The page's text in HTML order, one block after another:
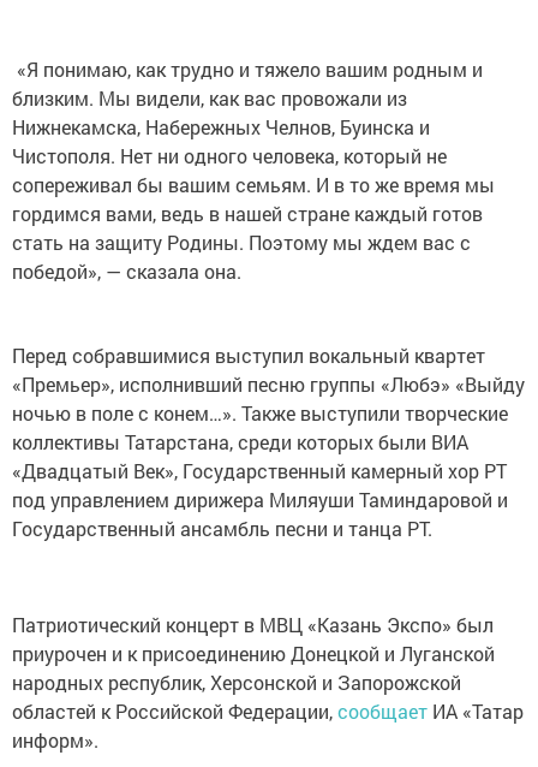
«Я понимаю, как трудно и тяжело вашим родным и
близким. Мы видели, как вас провожали из
Нижнекамска, Набережных Челнов, Буинска и
Чистополя. Нет ни одного человека, который не
сопереживал бы вашим семьям. И в то же время мы
гордимся вами, ведь в нашей стране каждый готов
стать на защиту Родины. Поэтому мы ждем вас с
победой», — сказала она.
Перед собравшимися выступил вокальный квартет
«Премьер», исполнивший песню группы «Любэ» «Выйду
ночью в поле с конем…». Также выступили творческие
коллективы Татарстана, среди которых были ВИА
«Двадцатый Век», Государственный камерный хор РТ
под управлением дирижера Миляуши Таминдаровой и
Государственный ансамбль песни и танца РТ.
Патриотический концерт в МВЦ «Казань Экспо» был
приурочен и к присоединению Донецкой и Луганской
народных республик, Херсонской и Запорожской
областей к Российской Федерации,сообщает ИА «Татар
информ».